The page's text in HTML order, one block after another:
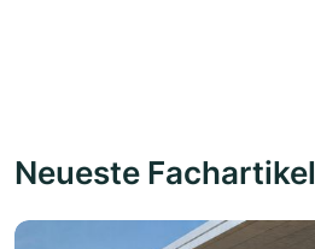
Neueste Fachartikel